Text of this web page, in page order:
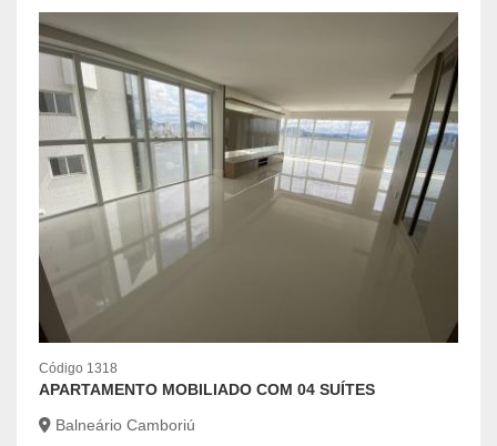
Código 1318
APARTAMENTO MOBILIADO COM 04 SUÍTES
Balneário Camboriú